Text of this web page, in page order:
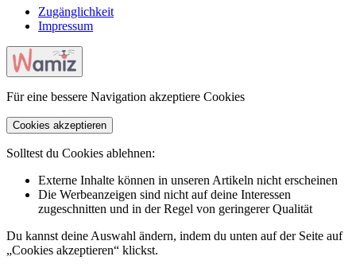
Zugänglichkeit
Impressum
Für eine bessere Navigation akzeptiere Cookies
Cookies akzeptieren
Solltest du Cookies ablehnen:
Externe Inhalte können in unseren Artikeln nicht erscheinen
Die Werbeanzeigen sind nicht auf deine Interessen
zugeschnitten und in der Regel von geringerer Qualität
Du kannst deine Auswahl ändern, indem du unten auf der Seite auf
„Cookies akzeptieren“ klickst.